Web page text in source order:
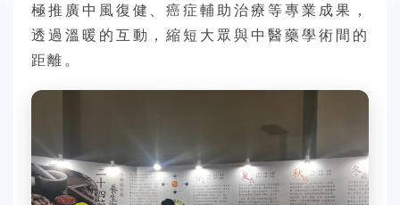
極推廣中風復健、癌症輔助治療等專業成果，
透過溫暖的互動，縮短大眾與中醫藥學術間的
距離。